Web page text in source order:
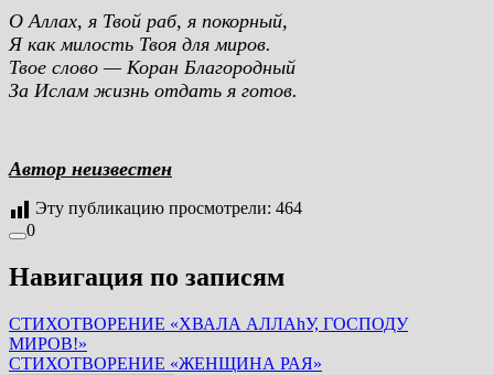
О Аллах, я Твой раб, я покорный,
Я как милость Твоя для миров.
Твое слово — Коран Благородный
За Ислам жизнь отдать я готов.
Автор неизвестен
Эту публикацию просмотрели: 464
0
Навигация по записям
СТИХОТВОРЕНИЕ «ХВАЛА АЛЛАhУ, ГОСПОДУ
МИРОВ!»
СТИХОТВОРЕНИЕ «ЖЕНЩИНА РАЯ»